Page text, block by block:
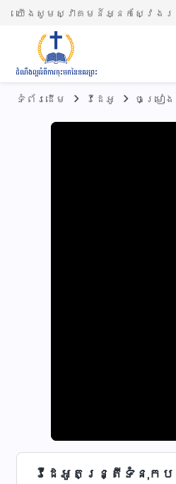
យើងសូមស្វាគមន៍អ្នកស្វែងរ
ទំព័រ​ដើម វីដេអូ ចម្រៀ
វីដេអូតន្រ្តីទំនុកបរិ